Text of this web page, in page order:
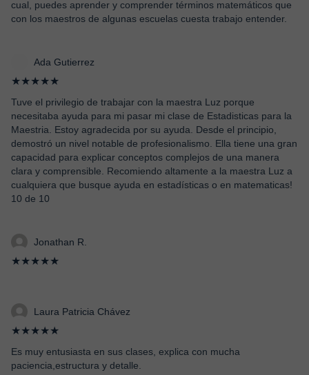
cual, puedes aprender y comprender términos matemáticos que
con los maestros de algunas escuelas cuesta trabajo entender.
Ada Gutierrez
★★★★★
Tuve el privilegio de trabajar con la maestra Luz porque
necesitaba ayuda para mi pasar mi clase de Estadisticas para la
Maestria. Estoy agradecida por su ayuda. Desde el principio,
demostró un nivel notable de profesionalismo. Ella tiene una gran
capacidad para explicar conceptos complejos de una manera
clara y comprensible. Recomiendo altamente a la maestra Luz a
cualquiera que busque ayuda en estadísticas o en matematicas!
10 de 10
Jonathan R.
★★★★★
Laura Patricia Chávez
★★★★★
Es muy entusiasta en sus clases, explica con mucha
paciencia,estructura y detalle.